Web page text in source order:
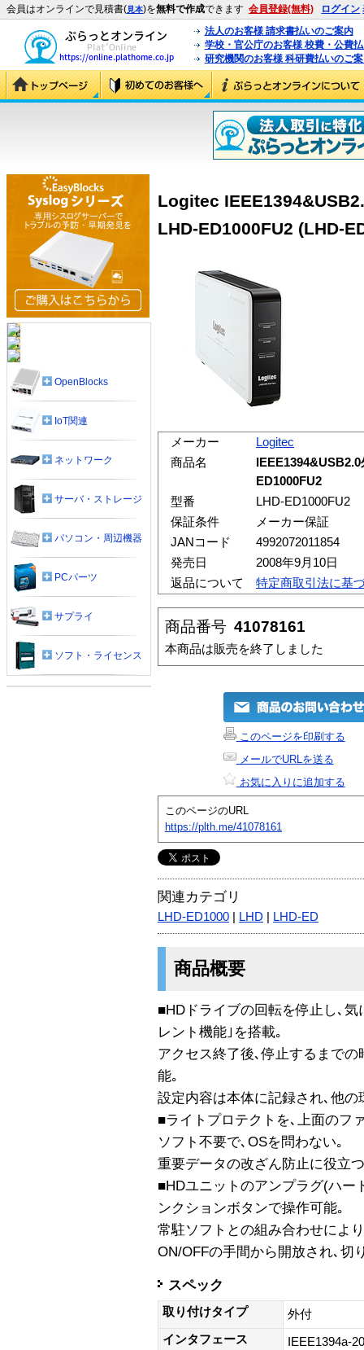
会員はオンラインで見積書(見本)を無料で作成できます 会員登録(無料) ログイン
法人のお客様 請求書払いのご案内
学校・官公庁のお客様 校費・公費
研究機関のお客様 科研費払いのご
Logitec
LHD-ED1000FU2 (LHD-
メーカー
Logitec
商品名
ED1000FU2
型番
LHD-ED1000FU2
保証条件
メーカー保証
JANコード
4992072011854
発売日
2008年9月10日
返品について
特定商取引法に基
商品番号 41078161
本商品は販売を終了しました
このページを印刷する
メールでURLを送る
お気に入りに追加する
このページのURL
https://plth.me/41078161
関連カテゴリ
LHD-ED1000 LHD LHD-ED
商品概要
■HDドライブの回転を停止し､
レント機能｣を搭載｡
アクセス終了後､停止するまで
能｡
設定内容は本体に記録され､他
■ライトプロテクトを､上面のフ
ソフト不要で､OSを問わない｡
重要データの改ざん防止に役立
■HDユニットのアンプラグ(ハー
ンクションボタンで操作可能｡
常駐ソフトとの組み合わせによ
ON/OFFの手間から開放され､切
スペック
取り付けタイプ
外付
インタフェース
IEEE1394a-
OpenBlocks
IoT関連
ネットワーク
サーバ・ストレージ
パソコン・周辺機器
PCパーツ
サプライ
ソフト・ライセンス